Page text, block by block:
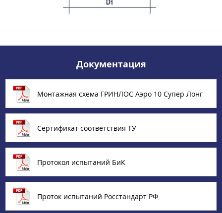
Документация
Монтажная схема ГРИНЛОС Аэро 10 Супер Лонг
Сертификат соответствия ТУ
Протокол испытаний БиК
Проток испытаний Росстандарт РФ